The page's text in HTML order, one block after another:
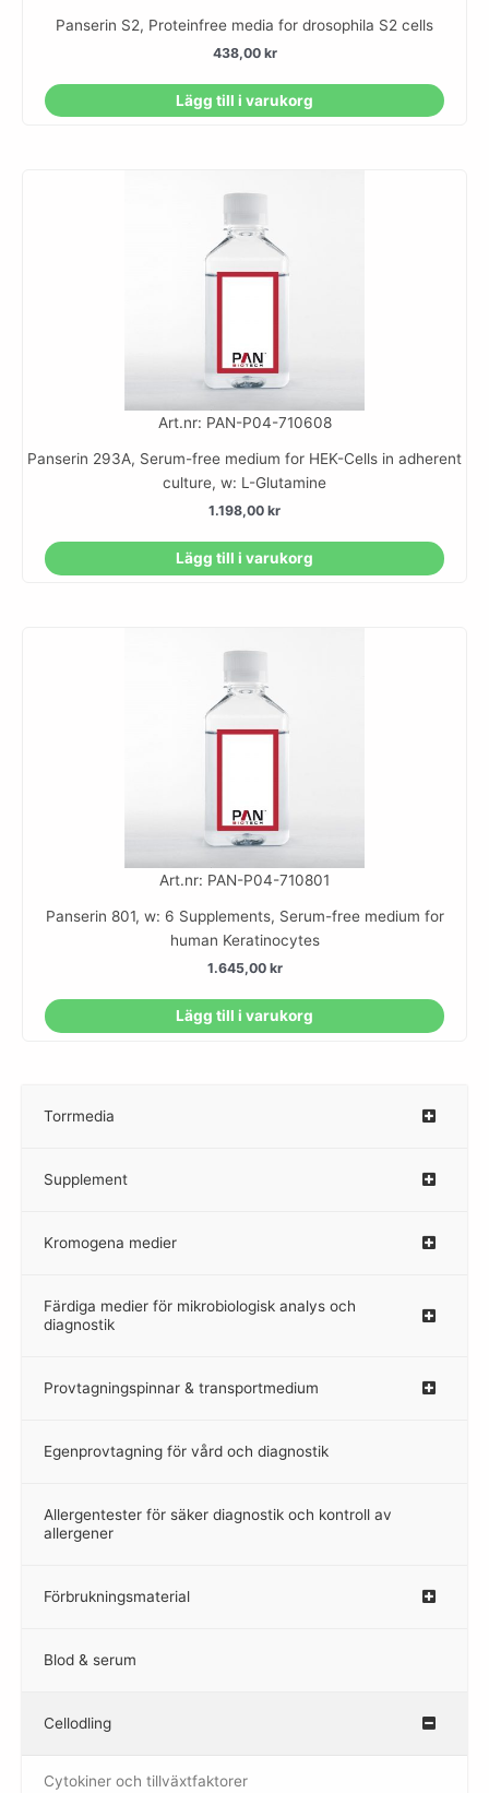
Panserin S2, Proteinfree media for drosophila S2 cells
438,00 kr
Lägg till i varukorg
Art.nr: PAN-P04-710608
Panserin 293A, Serum-free medium for HEK-Cells in adherent
culture, w: L-Glutamine
1.198,00 kr
Lägg till i varukorg
Art.nr: PAN-P04-710801
Panserin 801, w: 6 Supplements, Serum-free medium for
human Keratinocytes
1.645,00 kr
Lägg till i varukorg
Torrmedia
–
Supplement
–
Kromogena medier
–
Färdiga medier för mikrobiologisk analys och
diagnostik
Provtagningspinnar & transportmedium
–
Egenprovtagning för vård och diagnostik
–
Allergentester för säker diagnostik och kontroll av
allergener
–
Förbrukningsmaterial
Blod & serum
Cellodling
–
Cytokiner och tillväxtfaktorer